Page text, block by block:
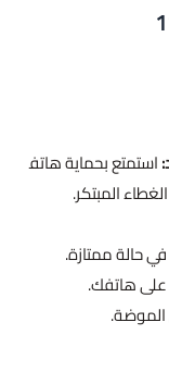
استمتع بحماية هاتف
المبتكر.
حالة ممتازة.
هاتفك.